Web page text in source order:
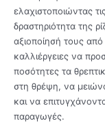
ελαχιστοποιώντας
δραστηριότητα της
αξιοποίησή τους
καλλιέργειες να
ποσότητες τα
στη θρέψη, να
και να
παραγωγές.